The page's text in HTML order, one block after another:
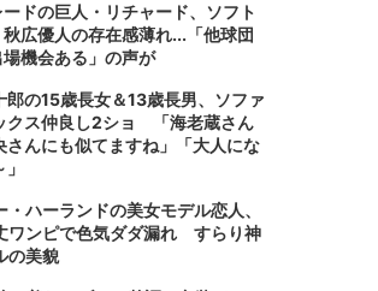
ドの巨人・リチャード、ソフト
広優人の存在感薄れ...「他球団
機会ある」の声が
郎の15歳長女＆13歳長男、ソファ
クス仲良し2ショ 「海老蔵さん
さんにも似てますね」「大人にな
・ハーランドの美女モデル恋人、
ワンピで色気ダダ漏れ すらり神
の美貌